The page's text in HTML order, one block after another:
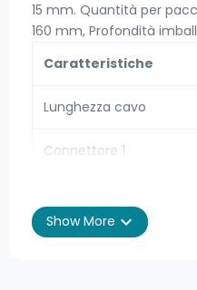
15 mm. Quantità per
160 mm, Profondità
Caratteristiche
Lunghezza cavo
Connettore 1
Genere del connettore 1
Show More expand_more